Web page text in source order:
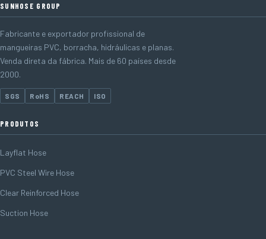
SUNHOSE GROUP
Fabricante e exportador profissional de
mangueiras PVC, borracha, hidráulicas e planas.
Venda direta da fábrica. Mais de 60 países desde
2000.
SGS RoHS REACH ISO
PRODUTOS
Layflat Hose
PVC Steel Wire Hose
Clear Reinforced Hose
Suction Hose